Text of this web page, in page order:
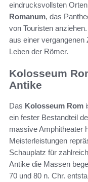
eindrucksvollsten
Romanum, das
von Touristen
aus einer vergangenen
Leben der Römer.
Kolosseum
Antike
Das Kolosseum Rom
ein fester Bestandteil
massive Amphitheater
Meisterleistungen
Schauplatz für
Antike die Massen
70 und 80 n. Chr.